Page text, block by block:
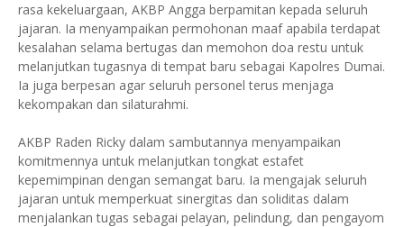
rasa kekeluargaan, AKBP Angga berpamitan kepada seluruh
jajaran. Ia menyampaikan permohonan maaf apabila terdapat
kesalahan selama bertugas dan memohon doa restu untuk
melanjutkan tugasnya di tempat baru sebagai Kapolres Dumai.
Ia juga berpesan agar seluruh personel terus menjaga
kekompakan dan silaturahmi.
AKBP Raden Ricky dalam sambutannya menyampaikan
komitmennya untuk melanjutkan tongkat estafet
kepemimpinan dengan semangat baru. Ia mengajak seluruh
jajaran untuk memperkuat sinergitas dan soliditas dalam
menjalankan tugas sebagai pelayan, pelindung, dan pengayom